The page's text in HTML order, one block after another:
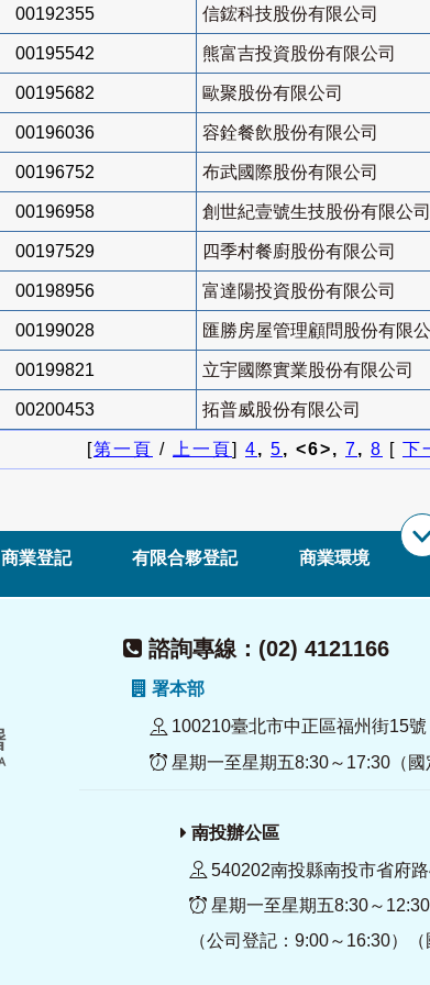
00192355 信鋐科技股份有限公司
00195542 熊富吉投資股份有限公司
00195682 歐聚股份有限公司
00196036 容銓餐飲股份有限公司
00196752 布武國際股份有限公司
00196958 創世紀壹號生技股份有限公司
00197529 四季村餐廚股份有限公司
00198956 富達陽投資股份有限公司
00199028 匯勝房屋管理顧問股份有限
00199821 立宇國際實業股份有限公司
00200453 拓普威股份有限公司
[第一頁 / 上一頁] 4, 5, <6>, 7, 8 [ 下
商業登記 有限合夥登記 商業環境
諮詢專線：(02) 4121166
署本部
100210臺北市中正區福州街15號
星期一至星期五8:30～17:30（國
南投辦公區
540202南投縣南投市省府
星期一至星期五8:30～
（公司登記：9:00～16:30）（